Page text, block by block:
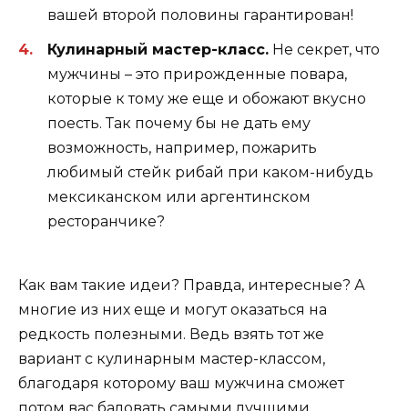
вашей второй половины гарантирован!
Кулинарный мастер-класс. Не секрет, что
мужчины – это прирожденные повара,
которые к тому же еще и обожают вкусно
поесть. Так почему бы не дать ему
возможность, например, пожарить
любимый стейк рибай при каком-нибудь
мексиканском или аргентинском
ресторанчике?
Как вам такие идеи? Правда, интересные? А
многие из них еще и могут оказаться на
редкость полезными. Ведь взять тот же
вариант с кулинарным мастер-классом,
благодаря которому ваш мужчина сможет